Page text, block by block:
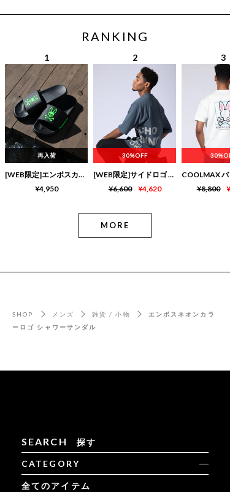
RANKING
再入荷
[WEB限定]エンボスカラーロゴ シャワーサンダル
¥4,950
30%OFF
[WEB限定]サイドロゴ ビッグシルエット Tシャツ
¥6,600
¥4,620 ¥8,800
MORE
SHOP メンズ 雑貨 / 小物
エンボスネオンカラ
ーロゴ シャワーサンダル
SEARCH 探す
CATEGORY
全てのアイテム